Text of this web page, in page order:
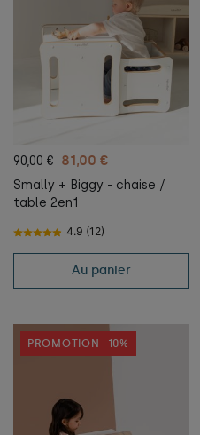
90,00 € 81,00 €
Smally + Biggy - chaise /
table 2en1
4.9 (12)
Au panier
PROMOTION -10%